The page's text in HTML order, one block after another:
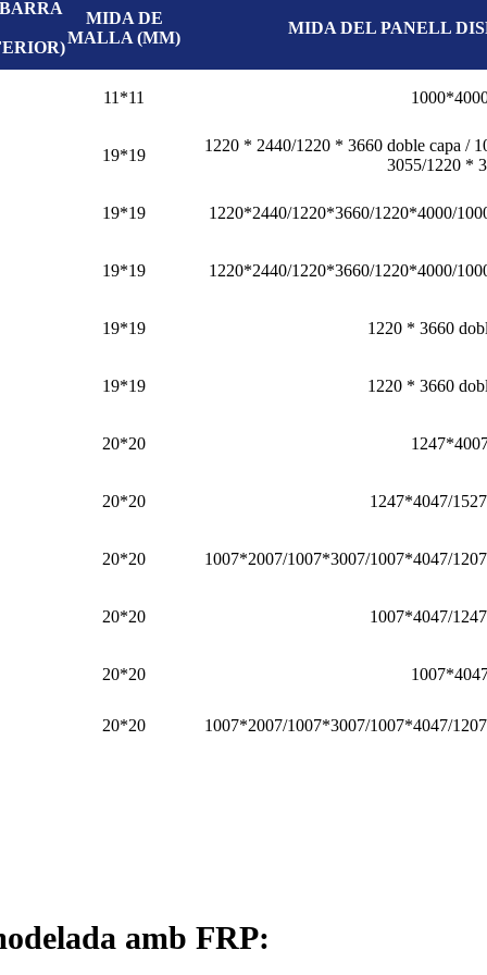
MIDA DE
MALLA (MM)
MIDA DEL PANELL
11*11
19*19
1220 * 2440/1220 * 3660 doble capa /
3055/1220 *
19*19 1220*2440/1220*3660/1220*4000/
19*19 1220*2440/1220*3660/1220*4000/
19*19 1220 * 3660
19*19 1220 * 3660
20*20
20*20 1247*4047/
20*20 1007*2007/1007*3007/1007*4047/
20*20 1007*4047/
20*20
20*20 1007*2007/1007*3007/1007*4047/
amb FRP: